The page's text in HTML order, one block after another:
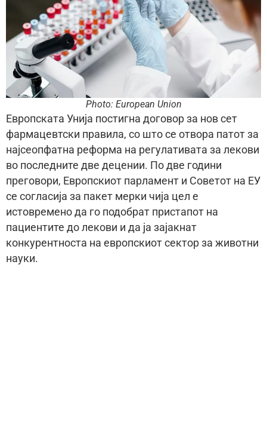
Photo: European Union
Европската Унија постигна договор за нов сет
фармацевтски правила, со што се отвора патот за
најсеопфатна реформа на регулативата за лекови
во последните две децении. По две години
преговори, Европскиот парламент и Советот на ЕУ
се согласија за пакет мерки чија цел е
истовремено да го подобрат пристапот на
пациентите до лекови и да ја зајакнат
конкурентноста на европскиот сектор за животни
науки.